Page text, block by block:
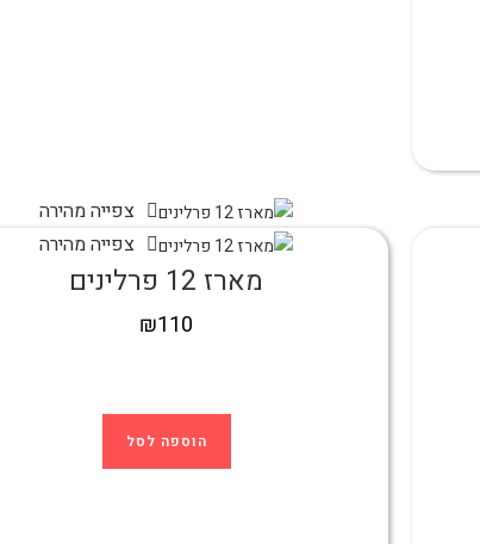
צפייה מהירה
צפייה מהירה
מארז 12 פרלינים
₪110
הוספה לסל